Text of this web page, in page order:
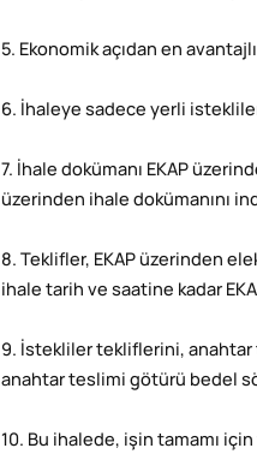
5. Ekonomik açıdan en
6. İhaleye sadece yerli
7. İhale dokümanı EKAP
üzerinden ihale dokümanını
8. Teklifler, EKAP üzerinden
ihale tarih ve saatine kadar
9. İstekliler tekliflerini,
anahtar teslimi götürü bedel
10. Bu ihalede, işin tamamı